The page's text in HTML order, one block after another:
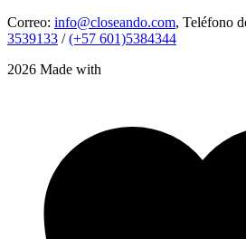
Correo: info@closeando.com, Teléfono
3539133 /(+57 601)5384344
2026 Made with